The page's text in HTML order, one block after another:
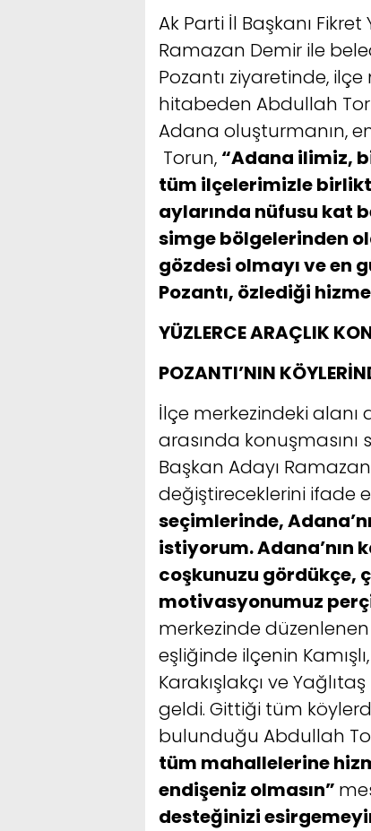
Ak Parti İl Başkanı
Ramazan Demir ile
Pozantı ziyaretinde,
hitabeden Abdullah
Adana oluşturmanın,
Torun, “Adana ilimiz,
tüm ilçelerimizle
aylarında nüfusu kat
simge bölgelerinden
gözdesi olmayı ve en
Pozantı, özlediği
YÜZLERCE ARAÇLIK
POZANTI’NIN
İlçe merkezindeki alanı
arasında
Başkan Adayı
değiştireceklerini ifade
seçimlerinde,
istiyorum. Adana’nın
coşkunuzu gördükçe,
motivasyonumuz
merkezinde
eşliğinde ilçenin
Karakışlakçı ve
geldi. Gittiği tüm
bulunduğu Abdullah
tüm mahallelerine
endişeniz olmasın”
desteğinizi